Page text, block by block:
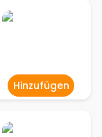
Hinzufügen